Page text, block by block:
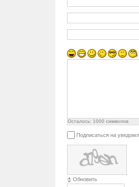
Осталось: 1000 символов
Подписаться на
Обновить